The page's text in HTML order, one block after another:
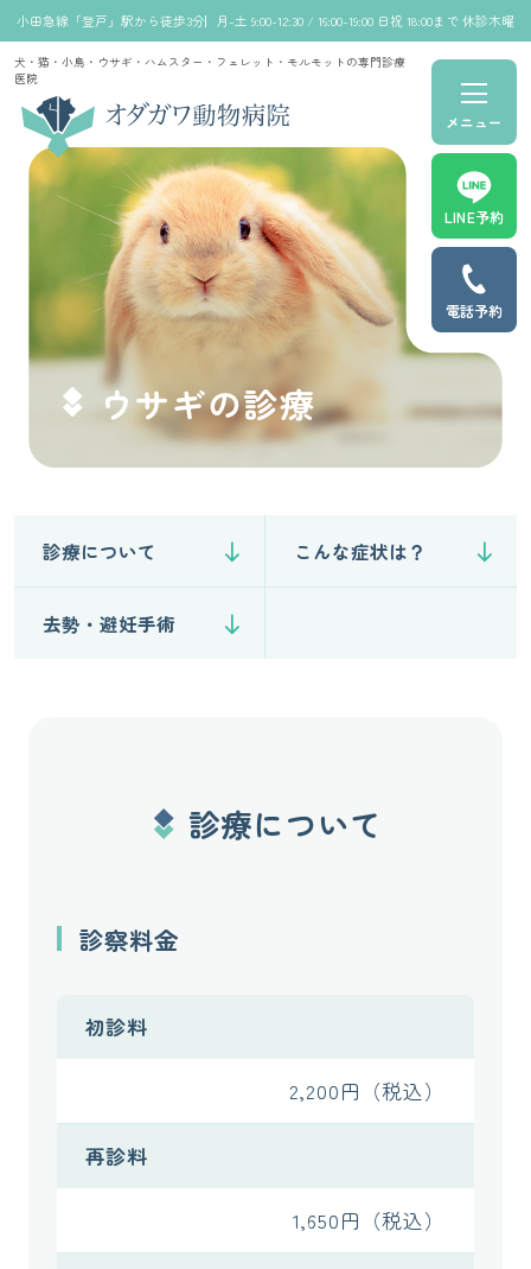
犬・猫・小鳥・ウサギ・ハムスター・フェレット・モルモットの専門診療
医院
小田急線「登戸」駅から徒歩3分 月-土 9:00-12:30 / 16:00-19:00 日祝 18:00まで 休診木曜
LINE予約
電話予約
メニュー
ウサギの診療
診療について こんな症状は？
去勢・避妊手術
診療について
診察料金
初診料
2,200円（税込）
再診料
1,650円（税込）